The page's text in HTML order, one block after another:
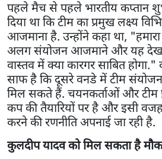
पहले मैच से पहले भारतीय कप्तान
दिया था कि टीम का प्रमुख लक्ष्य
आजमाना है. उन्होंने कहा था,
अलग संयोजन आजमाने और यह देखने
वास्तव में क्या कारगर साबित
साफ है कि दूसरे वनडे में टीम
मिल सकते हैं. चयनकर्ताओं और टीम
कप की तैयारियों पर है और इसी
करने की रणनीति अपनाई जा रही है.
कुलदीप यादव को मिल सकता है